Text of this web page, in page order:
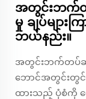
အတွင်းဘက်
မှု ချပ်များ
ဘယ်နည်း။
အတွင်းဘက်တပ်ဆင်
ဘောင်အတွင်းတွင်
ထားသည့် ပုံစံကို